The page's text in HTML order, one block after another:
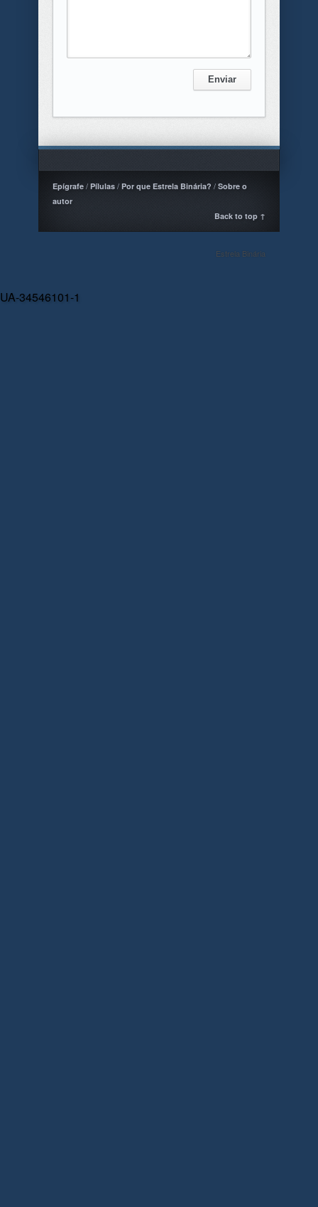
Enviar
Epígrafe Pílulas Por que Estrela Binária?
Sobre o
autor
Back to top ↑
Estrela Binária
UA-34546101-1